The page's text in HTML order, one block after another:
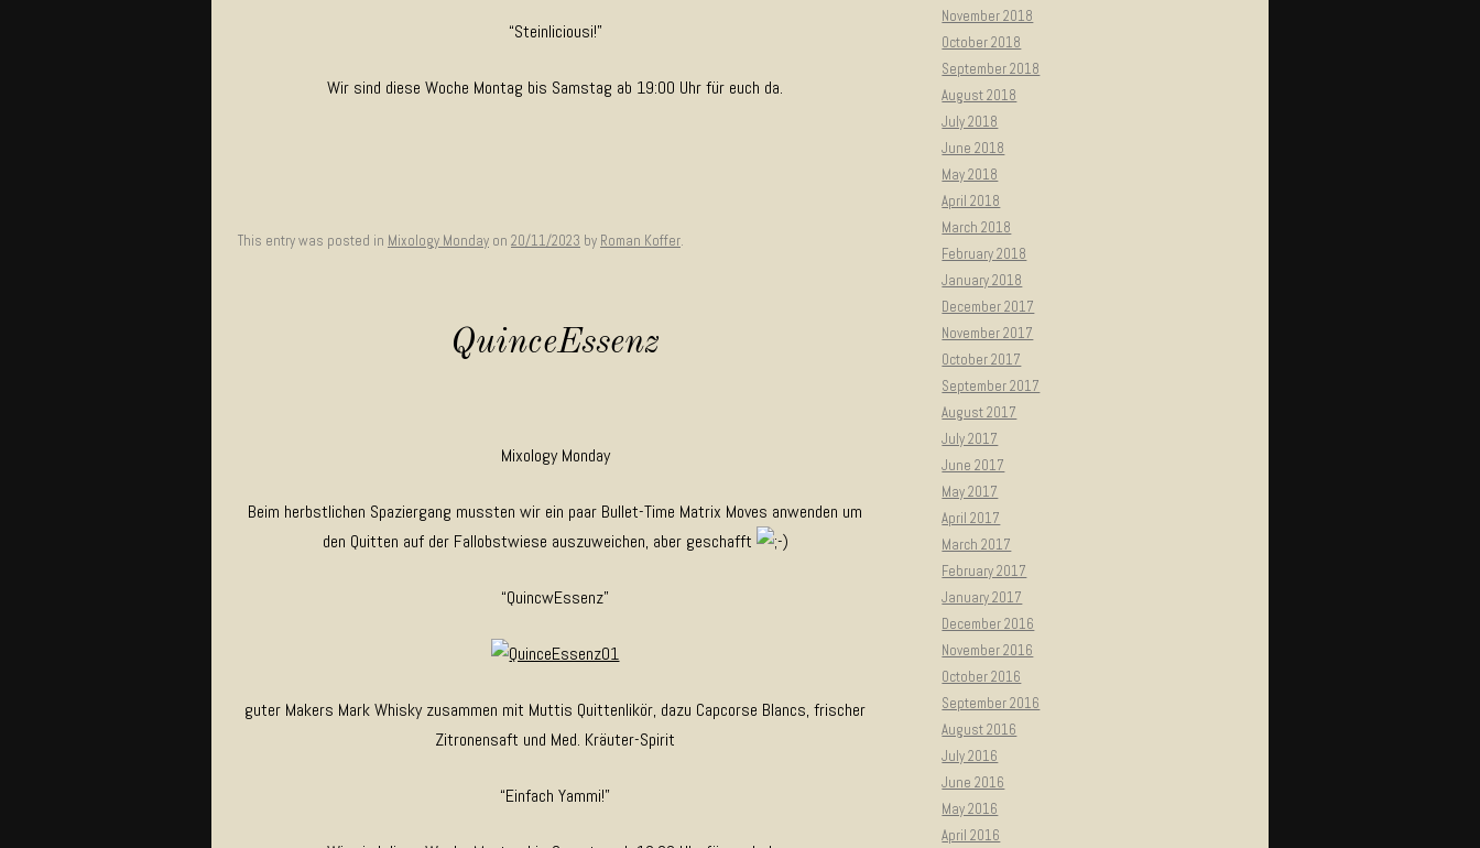
“Steinliciousi!”
Wir sind diese Woche Montag bis Samstag ab 19:00 Uhr für euch da.
This entry was posted in Mixology Monday on 20/11/2023 by Roman Koffer.
QuinceEssenz
Mixology Monday
Beim herbstlichen Spaziergang mussten wir ein paar Bullet-Time Matrix Moves anwenden um
den Quitten auf der Fallobstwiese auszuweichen, aber geschafft
“QuincwEssenz”
guter Makers Mark Whisky zusammen mit Muttis Quittenlikör, dazu Capcorse Blancs, frischer
Zitronensaft und Med. Kräuter-Spirit
“Einfach Yammi!”
November 2018
October 2018
September 2018
August 2018
July 2018
June 2018
May 2018
April 2018
March 2018
February 2018
January 2018
December 2017
November 2017
October 2017
September 2017
August 2017
July 2017
June 2017
May 2017
April 2017
March 2017
February 2017
January 2017
December 2016
November 2016
October 2016
September 2016
August 2016
July 2016
June 2016
May 2016
April 2016